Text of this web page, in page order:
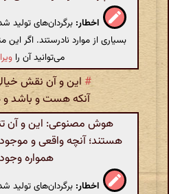
اخطار: برگردان‌های
بسیاری از موارد نادرستند. اگر
می‌توانید آن را
# این و آن نقش
آنکه هست و باشد
هوش مصنوعی: این و آن
هستند؛ آنچه واقعی و
همواره
اخطار: برگردان‌های